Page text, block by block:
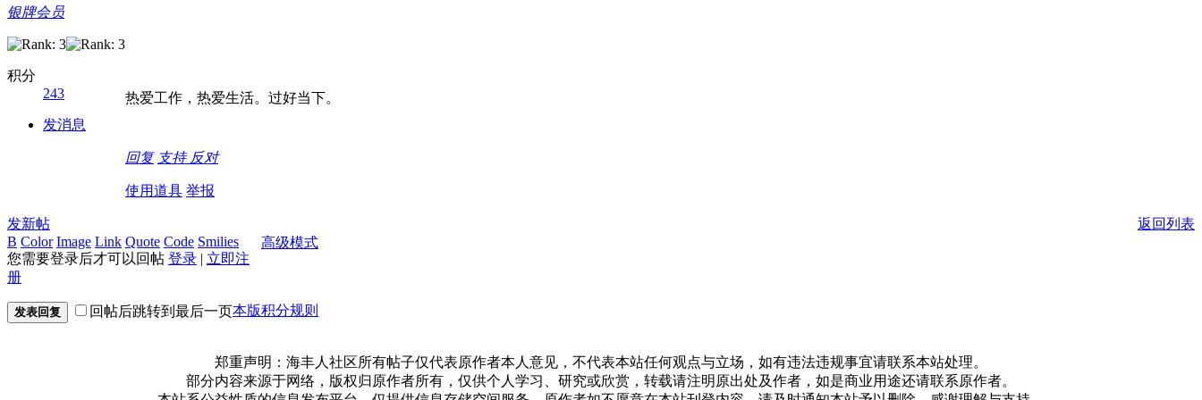
银牌会员
积分
243
发消息
热爱工作，热爱生活。过好当下。
回复 支持 反对
使用道具 举报
返回列表
发新帖
高级模式
B Color Image Link Quote Code Smilies
您需要登录后才可以回帖 登录 | 立即注
册
本版积分规则
发表回复 回帖后跳转到最后一页
郑重声明：海丰人社区所有帖子仅代表原作者本人意见，不代表本站任何观点与立场，如有违法违规事宜请联系本站处理。
部分内容来源于网络，版权归原作者所有，仅供个人学习、研究或欣赏，转载请注明原出处及作者，如是商业用途还请联系原作者。